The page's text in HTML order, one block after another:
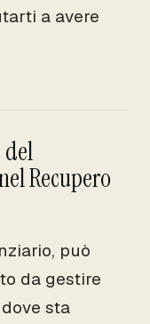
a avere
del
Recupero
può
da gestire
sta